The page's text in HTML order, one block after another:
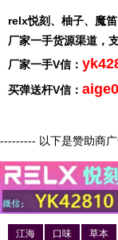
relx悦刻、柚子、魔
厂家一手货源渠道，
厂家一手V信：
买弹送杆V信：
--------- 以下是赞助商
江海 口味 草本